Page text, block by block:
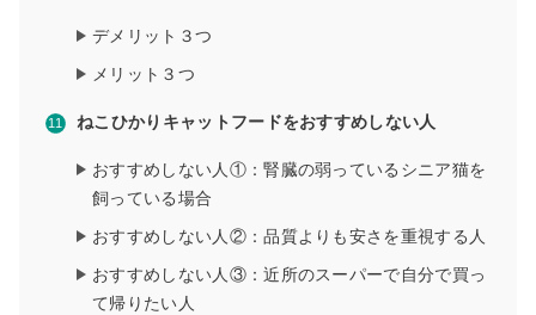
デメリット３つ
メリット３つ
ねこひかりキャットフードをおすすめしない人
おすすめしない人①：腎臓の弱っているシニア猫を
飼っている場合
おすすめしない人②：品質よりも安さを重視する人
おすすめしない人③：近所のスーパーで自分で買っ
て帰りたい人